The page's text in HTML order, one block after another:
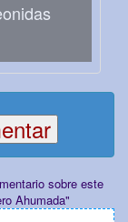
sobre este
Ahumada"